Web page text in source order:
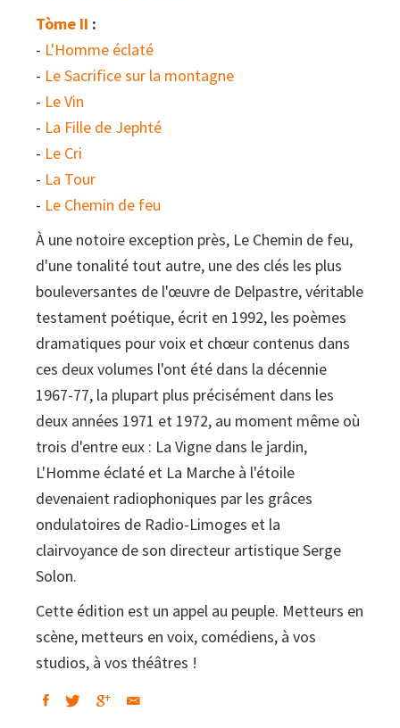
Tòme II :
- L'Homme éclaté
- Le Sacrifice sur la montagne
- Le Vin
- La Fille de Jephté
- Le Cri
- La Tour
- Le Chemin de feu
À une notoire exception près, Le Chemin de feu,
d'une tonalité tout autre, une des clés les plus
bouleversantes de l'œuvre de Delpastre, véritable
testament poétique, écrit en 1992, les poèmes
dramatiques pour voix et chœur contenus dans
ces deux volumes l'ont été dans la décennie
1967-77, la plupart plus précisément dans les
deux années 1971 et 1972, au moment même où
trois d'entre eux : La Vigne dans le jardin,
L'Homme éclaté et La Marche à l'étoile
devenaient radiophoniques par les grâces
ondulatoires de Radio-Limoges et la
clairvoyance de son directeur artistique Serge
Solon.
Cette édition est un appel au peuple. Metteurs en
scène, metteurs en voix, comédiens, à vos
studios, à vos théâtres !